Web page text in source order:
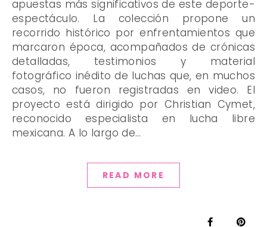
apuestas más significativos de este deporte-
espectáculo. La colección propone un
recorrido histórico por enfrentamientos que
marcaron época, acompañados de crónicas
detalladas, testimonios y material
fotográfico inédito de luchas que, en muchos
casos, no fueron registradas en video. El
proyecto está dirigido por Christian Cymet,
reconocido especialista en lucha libre
mexicana. A lo largo de…
READ MORE